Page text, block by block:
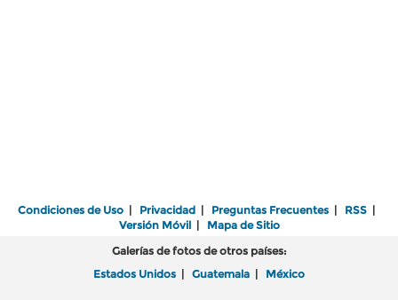
Condiciones de Uso | Privacidad | Preguntas Frecuentes | RSS |
Versión Móvil| Mapa de Sitio
Galerías de fotos de otros países:
Estados Unidos | Guatemala | México